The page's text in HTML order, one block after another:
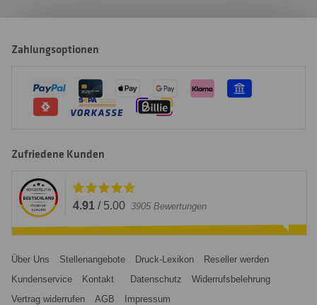
Zahlungsoptionen
Zufriedene Kunden
4.91 / 5.00 3905 Bewertungen
Über Uns Stellenangebote Druck-Lexikon
Reseller werden
Kundenservice
Kontakt Datenschutz
Widerrufsbelehrung
Vertrag widerrufen
AGB Impressum